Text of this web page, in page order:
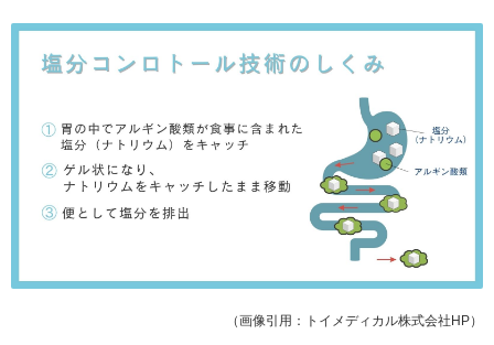
（画像引用：トイメディカル株式会社HP）